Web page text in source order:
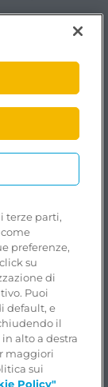
delle
Policy
i diritti
terze parti,
preferenze,
su
di
Puoi
default, e
il
alto a destra
maggiori
sui
Policy"